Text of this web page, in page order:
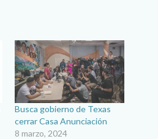
Busca gobierno de Texas
cerrar Casa Anunciación
8 marzo, 2024